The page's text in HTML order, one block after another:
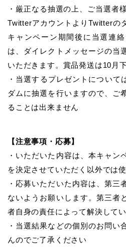
・厳正なる抽選の上、ご当選者
TwitterアカウントよりTwitterの
キャンペーン期間後に当選連
は、ダイレクトメッセージの当
いただきます。賞品発送は10月
・当選するプレゼントについて
ダムに抽選を行いますので、ご
ることは出来ません
【注意事項・応募】
・いただいた内容は、本キャン
を決定させていただく以外では
・応募いただいた内容は、第三
ないようお願いします。第三者
者自身の責任によって解決して
・当選結果などの個別のお問い
んのでご了承ください